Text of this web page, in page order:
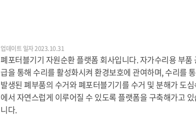
업데이트 일자 2023.10.31
폐포터블기기 자원순환 플랫폼 회사입니다. 자가수리용 부품
급을 통해 수리를 활성화시켜 환경보호에 관여하며, 수리를
발생된 폐부품의 수거와 폐포터블기기를 수거 및 분해가 도심
에서 자연스럽게 이루어질 수 있도록 플랫폼을 구축해가고 있
니다.